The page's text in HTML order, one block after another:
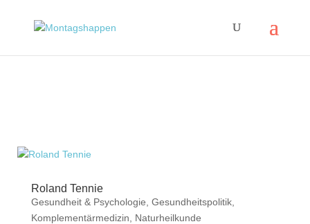
Roland Tennie
Gesundheit & Psychologie Gesundheitspolitik,
Komplementärmedizin
Naturheilkunde